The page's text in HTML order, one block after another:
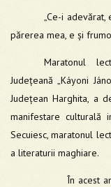
„Ce-i
părerea mea, e și
Maratonul
Județeană „Káyoni
Județean Harghita, a
manifestare culturală
Secuiesc, maratonul
a literaturii maghiare.
În acest an,